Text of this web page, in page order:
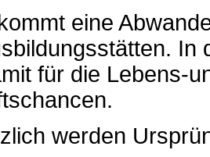
eine
In
für die Lebens-
werden